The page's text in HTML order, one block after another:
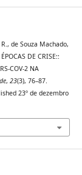
de Souza Machado,
DE CRISE::
COV-2 NA
, 23(3), 76–87.
23º de dezembro